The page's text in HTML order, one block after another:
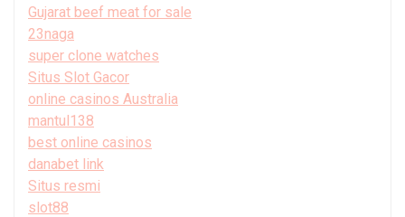
Gujarat beef meat for sale
23naga
super clone watches
Situs Slot Gacor
online casinos Australia
mantul138
best online casinos
danabet link
Situs resmi
slot88